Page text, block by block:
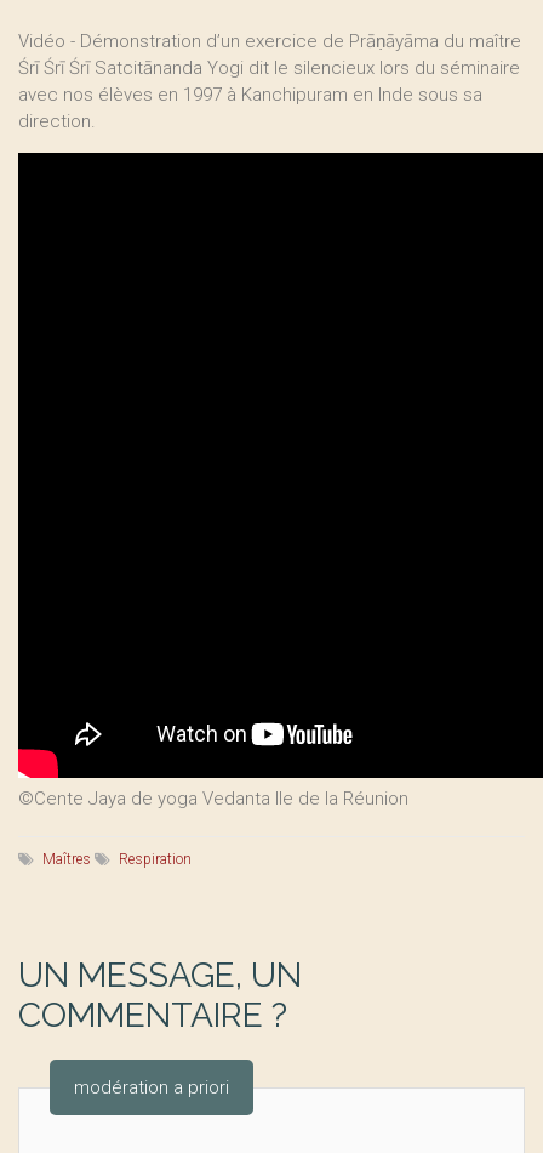
Vidéo - Démonstration d’un exercice de Prāṇāyāma du maître
Śrī Śrī Śrī Satcitānanda Yogi dit le silencieux lors du séminaire
avec nos élèves en 1997 à Kanchipuram en Inde sous sa
direction.
©Cente Jaya de yoga Vedanta Ile de la Réunion
Maîtres Respiration
UN MESSAGE, UN
COMMENTAIRE ?
modération a priori